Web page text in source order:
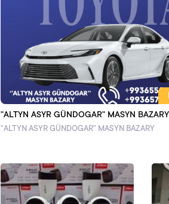
"ALTYN ASYR GÜNDOGAR" MASYN BAZARY
"ALTYN ASYR GÜNDOGAR" MASYN BAZARY